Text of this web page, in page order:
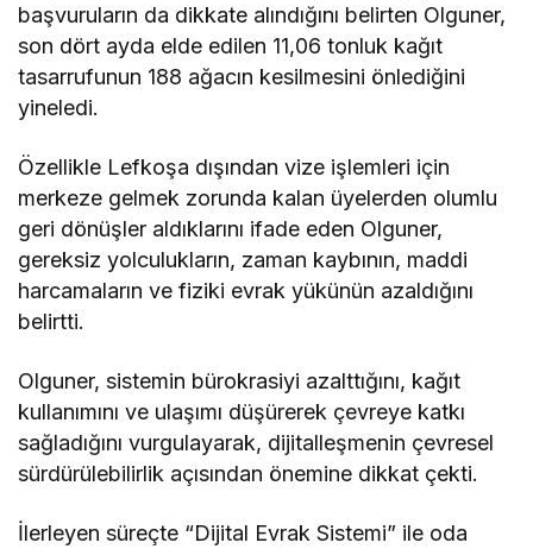
başvuruların da dikkate alındığını belirten Olguner,
son dört ayda elde edilen 11,06 tonluk kağıt
tasarrufunun 188 ağacın kesilmesini önlediğini
yineledi.
Özellikle Lefkoşa dışından vize işlemleri için
merkeze gelmek zorunda kalan üyelerden olumlu
geri dönüşler aldıklarını ifade eden Olguner,
gereksiz yolculukların, zaman kaybının, maddi
harcamaların ve fiziki evrak yükünün azaldığını
belirtti.
Olguner, sistemin bürokrasiyi azalttığını, kağıt
kullanımını ve ulaşımı düşürerek çevreye katkı
sağladığını vurgulayarak, dijitalleşmenin çevresel
sürdürülebilirlik açısından önemine dikkat çekti.
İlerleyen süreçte “Dijital Evrak Sistemi” ile oda